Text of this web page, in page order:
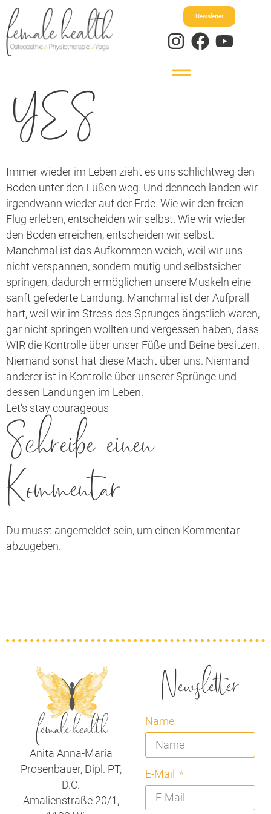
Newsletter
YES
Immer wieder im Leben zieht es uns schlichtweg den
Boden unter den Füßen weg. Und dennoch landen wir
irgendwann wieder auf der Erde. Wie wir den freien
Flug erleben, entscheiden wir selbst. Wie wir wieder
den Boden erreichen, entscheiden wir selbst.
Manchmal ist das Aufkommen weich, weil wir uns
nicht verspannen, sondern mutig und selbstsicher
springen, dadurch ermöglichen unsere Muskeln eine
sanft gefederte Landung. Manchmal ist der Aufprall
hart, weil wir im Stress des Sprunges ängstlich waren,
gar nicht springen wollten und vergessen haben, dass
WIR die Kontrolle über unser Füße und Beine besitzen.
Niemand sonst hat diese Macht über uns. Niemand
anderer ist in Kontrolle über unserer Sprünge und
dessen Landungen im Leben.
Let‘s stay courageous
Schreibe einen
Kommentar
Du musst angemeldet sein, um einen Kommentar
abzugeben.
Anita Anna-Maria
Prosenbauer, Dipl. PT,
D.O.
Amalienstraße 20/1,
Newsletter
Name
E-Mail